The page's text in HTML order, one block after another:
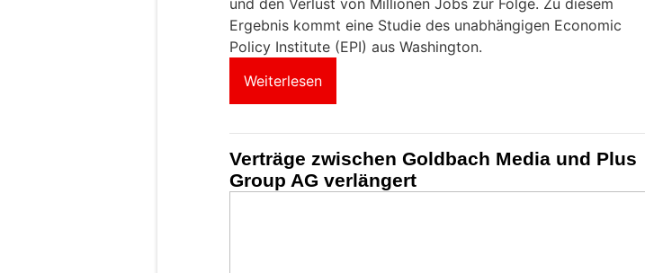
und den Verlust von Millionen Jobs zur Folge. Zu diesem
Ergebnis kommt eine Studie des unabhängigen Economic
Policy Institute (EPI) aus Washington.
Weiterlesen
Verträge zwischen Goldbach Media und Plus
Group AG verlängert